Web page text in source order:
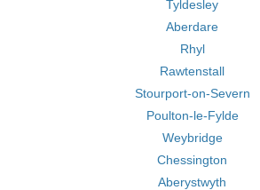
Tyldesley
Aberdare
Rhyl
Rawtenstall
Stourport-on-Severn
Poulton-le-Fylde
Weybridge
Chessington
Aberystwyth